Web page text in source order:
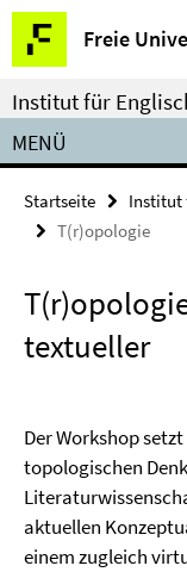
Springe
direkt
zu
Inhalt
Freie
Service-
Navigation
Institut für
MENÜ
Startseite Institut
T(r)opologie
textueller
Der Workshop
topologischen
aktuellen
einem zugleich